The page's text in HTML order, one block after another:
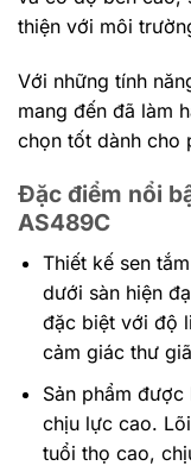
thiện với môi
Với những tính
mang đến đã làm
chọn tốt dành cho
Đặc điểm nổi
AS489C
Thiết kế sen
dưới sàn hiện
đặc biệt với độ
cảm giác thư
Sản phẩm
chịu lực cao.
tuổi thọ cao,